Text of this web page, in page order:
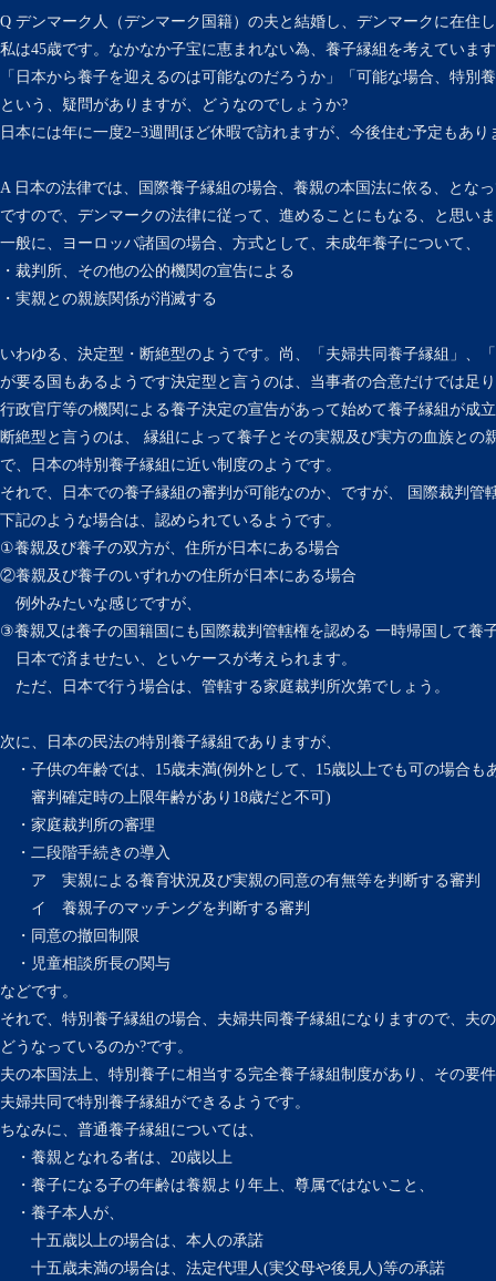
Q デンマーク人（デンマーク国籍）の夫と結婚し、デンマークに在住
私は45歳です。なかなか子宝に恵まれない為、養子縁組を考えていま
「日本から養子を迎えるのは可能なのだろうか」「可能な場合、特別
という、疑問がありますが、どうなのでしょうか?
日本には年に一度2−3週間ほど休暇で訪れますが、今後住む予定もあり
A 日本の法律では、国際養子縁組の場合、養親の本国法に依る、とな
ですので、デンマークの法律に従って、進めることにもなる、と思い
一般に、ヨーロッパ諸国の場合、方式として、未成年養子について、
・裁判所、その他の公的機関の宣告による
・実親との親族関係が消滅する
いわゆる、決定型・断絶型のようです。尚、「夫婦共同養子縁組」、
が要る国もあるようです決定型と言うのは、当事者の合意だけでは足
行政官庁等の機関による養子決定の宣告があって始めて養子縁組が成
断絶型と言うのは、 縁組によって養子とその実親及び実方の血族との
で、日本の特別養子縁組に近い制度のようです。
それで、日本での養子縁組の審判が可能なのか、ですが、 国際裁判管
下記のような場合は、認められているようです。
①養親及び養子の双方が、住所が日本にある場合
②養親及び養子のいずれかの住所が日本にある場合
例外みたいな感じですが、
③養親又は養子の国籍国にも国際裁判管轄権を認める 一時帰国して養
日本で済ませたい、といケースが考えられます。
ただ、日本で行う場合は、管轄する家庭裁判所次第でしょう。
次に、日本の民法の特別養子縁組でありますが、
・子供の年齢では、15歳未満(例外として、15歳以上でも可の場合も
審判確定時の上限年齢があり18歳だと不可)
・家庭裁判所の審理
・二段階手続きの導入
ア 実親による養育状況及び実親の同意の有無等を判断する審判
イ 養親子のマッチングを判断する審判
・同意の撤回制限
・児童相談所長の関与
などです。
それで、特別養子縁組の場合、夫婦共同養子縁組になりますので、夫
どうなっているのか?です。
夫の本国法上、特別養子に相当する完全養子縁組制度があり、その要
夫婦共同で特別養子縁組ができるようです。
ちなみに、普通養子縁組については、
・養親となれる者は、20歳以上
・養子になる子の年齢は養親より年上、尊属ではないこと、
・養子本人が、
十五歳以上の場合は、本人の承諾
十五歳未満の場合は、法定代理人(実父母や後見人)等の承諾